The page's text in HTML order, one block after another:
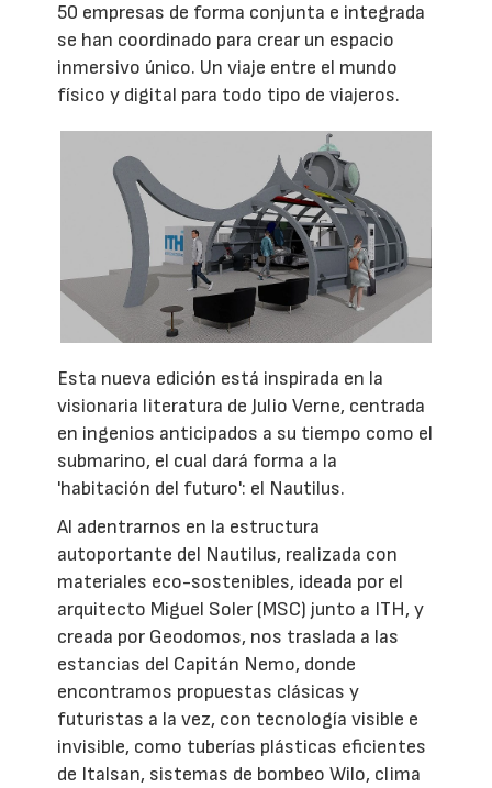
50 empresas de forma conjunta e integrada
se han coordinado para crear un espacio
inmersivo único. Un viaje entre el mundo
físico y digital para todo tipo de viajeros.
Esta nueva edición está inspirada en la
visionaria literatura de Julio Verne, centrada
en ingenios anticipados a su tiempo como el
submarino, el cual dará forma a la
'habitación del futuro': el Nautilus.
Al adentrarnos en la estructura
autoportante del Nautilus, realizada con
materiales eco-sostenibles, ideada por el
arquitecto Miguel Soler (MSC) junto a ITH, y
creada por Geodomos, nos traslada a las
estancias del Capitán Nemo, donde
encontramos propuestas clásicas y
futuristas a la vez, con tecnología visible e
invisible, como tuberías plásticas eficientes
de Italsan, sistemas de bombeo Wilo, clima